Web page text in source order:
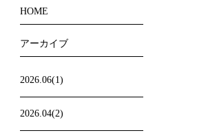
HOME
アーカイブ
2026.06(1)
2026.04(2)